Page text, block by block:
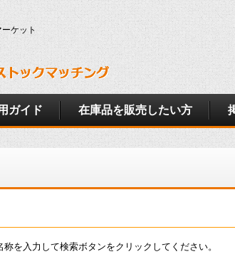
ケット
ガイド 在庫品を販売したい方
を入力して検索ボタンをクリックしてください。